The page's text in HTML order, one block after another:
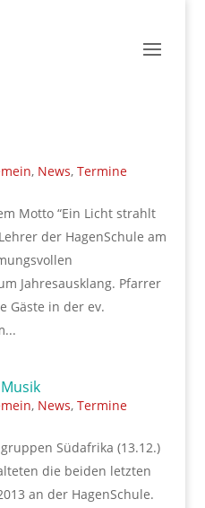
, News, Termine
Motto “Ein Licht strahlt
der HagenSchule am
Jahresausklang. Pfarrer
Gäste in der ev.
, News, Termine
Südafrika (13.12.)
die beiden letzten
an der HagenSchule.